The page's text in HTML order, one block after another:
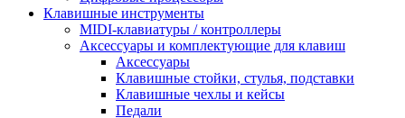
Клавишные инструменты
MIDI-клавиатуры / контроллеры
Аксессуары и комплектующие для клавиш
Аксессуары
Клавишные стойки, стулья, подставки
Клавишные чехлы и кейсы
Педали